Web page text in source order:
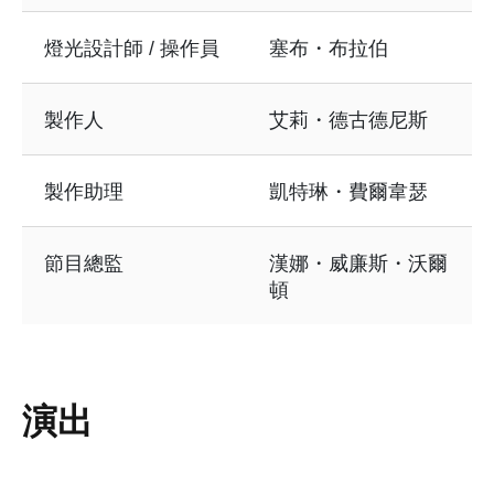
燈光設計師 / 操作員 塞布・布拉伯
製作人 艾莉・德古德尼斯
製作助理 凱特琳・費爾韋瑟
節目總監
漢娜・威廉斯・沃爾
頓
演出